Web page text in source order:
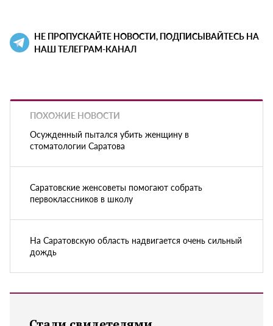
НЕ ПРОПУСКАЙТЕ НОВОСТИ, ПОДПИСЫВАЙТЕСЬ НА
НАШ ТЕЛЕГРАМ-КАНАЛ
ПОХОЖИЕ НОВОСТИ
Осужденный пытался убить женщину в
стоматологии Саратова
Саратовские женсоветы помогают собрать
первоклассников в школу
На Саратовскую область надвигается очень сильный
дождь